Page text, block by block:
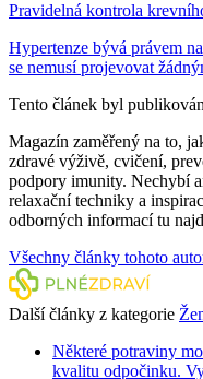
Pravidelná kontrola
Hypertenze bývá právem
se nemusí projevovat
Tento článek byl
Magazín zaměřený na to,
zdravé výživě, cvičení,
podpory imunity. Nechybí
relaxační techniky a
odborných informací tu
Všechny články tohoto
Další články z kategorie
Některé potraviny
kvalitu odpočinku.